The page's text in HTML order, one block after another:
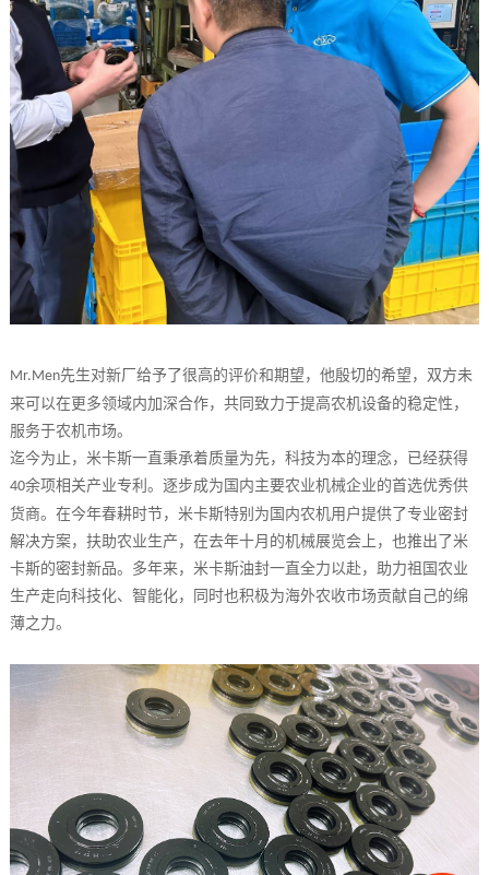
Mr.Men先生对新厂给予了很高的评价和期望，他殷切的希望，双方未
来可以在更多领域内加深合作，共同致力于提高农机设备的稳定性，
服务于农机市场。
迄今为止，米卡斯一直秉承着质量为先，科技为本的理念，已经获得
40余项相关产业专利。逐步成为国内主要农业机械企业的首选优秀供
货商。在今年春耕时节，米卡斯特别为国内农机用户提供了专业密封
解决方案，扶助农业生产，在去年十月的机械展览会上，也推出了米
卡斯的密封新品。多年来，米卡斯油封一直全力以赴，助力祖国农业
生产走向科技化、智能化，同时也积极为海外农收市场贡献自己的绵
薄之力。